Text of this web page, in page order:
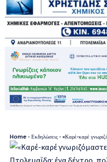
Home - Εκδηλώσεις - «Καρέ-καρέ γνωριζόμαστε»